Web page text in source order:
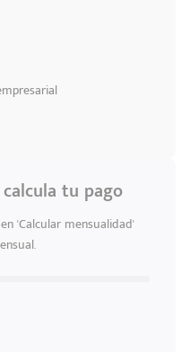
tu pago
'Calcular mensualidad'